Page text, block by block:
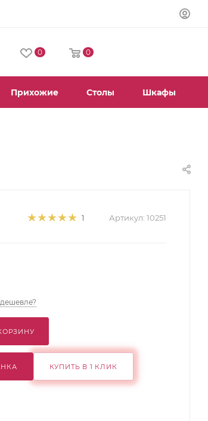
0 0
Прихожие Столы Шкафы
1 Артикул: 10251
КУПИТЬ В 1 КЛИК